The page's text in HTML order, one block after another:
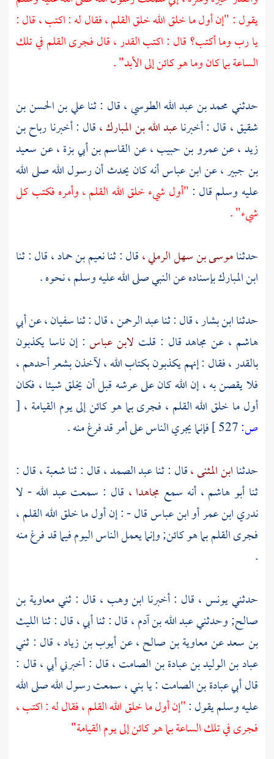
يقول : "إن أول ما خلق الله خلق القلم ، فقال له : اكتب ، قال :
يا رب وما أكتب؟ قال : اكتب القدر ، قال فجرى القلم في تلك
الساعة بما كان وما هو كائن إلى الأبد" .
حدثنيمحمد بن عبد الله الطوسي ،قال : ثناعلي بن الحسن بن
شقيق ، قال : أخبرناعبد الله بن المبارك ،قال : أخبرنارباح بن
زيد ،عنعمرو بن حبيب ،عنالقاسم بن أبي بزة ،عنسعيد
بن جبير ،عنابن عباسأنه كان يحدث أن رسول الله صلى الله
عليه وسلم قال :"أول شيء خلق الله القلم ، وأمره فكتب كل
شيء" .
حدثناموسى بن سهل الرملي ،قال : ثنانعيم بن حماد ،قال : ثنا
ابن المباركبإسناده عن النبي صلى الله عليه وسلم ، نحوه .
حدثناابن بشار ،قال : ثناعبد الرحمن ،قال : ثناسفيان ،عنأبي
هاشم ، عن مجاهدقال : قلت لابن عباس : إن ناسا يكذبون
بالقدر ، فقال : إنهم يكذبون بكتاب الله ، لآخذن بشعر أحدهم ،
فلا يقصن به ، إن الله كان على عرشه قبل أن يخلق شيئا ، فكان
أول ما خلق الله القلم ، فجرى بما هو كائن إلى يوم القيامة ، [
ص:
فإنما يجري الناس على أمر قد فرغ منه .
حدثناابن المثنى ،قال : ثناعبد الصمد ،قال : ثناشعبة ،قال :
ثنا أبو هاشم ،أنه سمع مجاهدا ، قال : سمعتعبد الله- لا
ندريابن عمرأوابن عباسقال - : إن أول ما خلق الله القلم ،
فجرى القلم بما هو كائن; وإنما يعمل الناس اليوم فيما قد فرغ منه
.
حدثنييونس ، قال : أخبرنا ابن وهب ، قال : ثنيمعاوية بن
صالح;وحدثنيعبد الله بن آدم ،قال : ثنا أبي ، قال : ثناالليث
بن سعدعنمعاوية بن صالح ،عنأيوب بن زياد ، قال : ثني
عباد بن الوليد بن عبادة بن الصامت ،قال : أخبرني أبي ، قال :
قالأبي عبادة بن الصامت : يا بني ، سمعت رسول الله صلى الله
عليه وسلم يقول :"إن أول ما خلق الله القلم ، فقال له : اكتب ،
فجرى في تلك الساعة بما هو كائن إلى يوم القيامة"